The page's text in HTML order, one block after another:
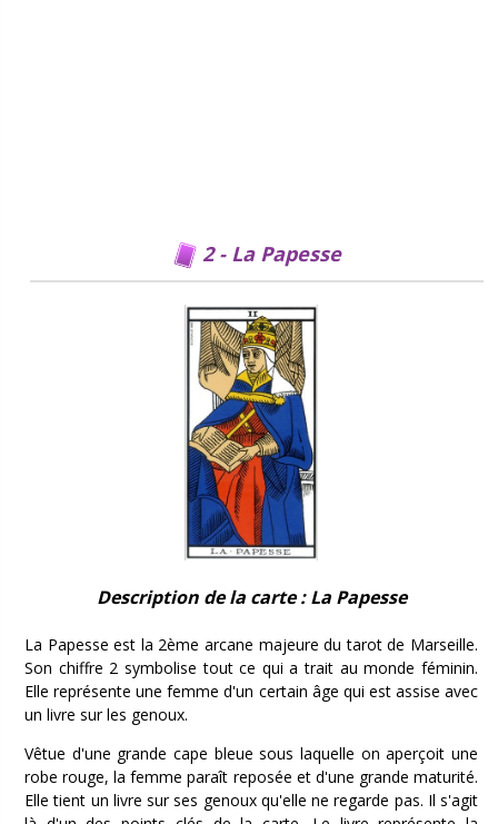
2 - La Papesse
Description de la carte : La Papesse
La Papesse est la 2ème arcane majeure du tarot de Marseille.
Son chiffre 2 symbolise tout ce qui a trait au monde féminin.
Elle représente une femme d'un certain âge qui est assise avec
un livre sur les genoux.
Vêtue d'une grande cape bleue sous laquelle on aperçoit une
robe rouge, la femme paraît reposée et d'une grande maturité.
Elle tient un livre sur ses genoux qu'elle ne regarde pas. Il s'agit